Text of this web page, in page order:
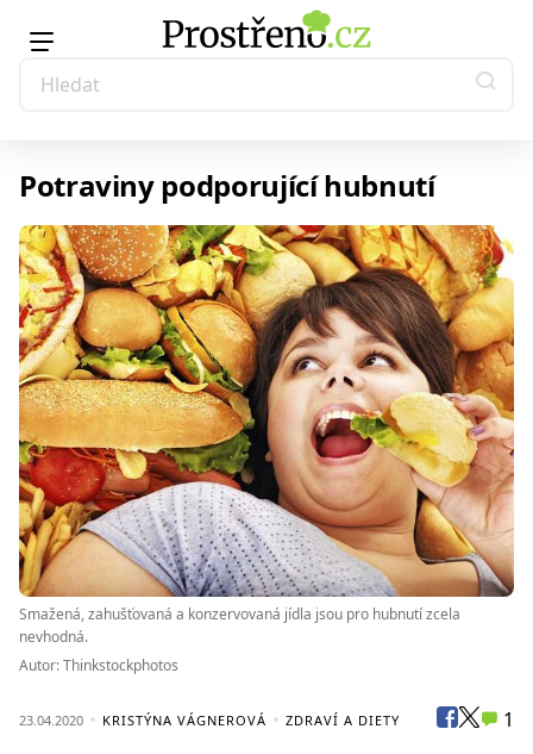
Potraviny podporující hubnutí
Smažená, zahušťovaná a konzervovaná jídla jsou pro hubnutí zcela
nevhodná.
Autor: Thinkstockphotos
23.04.2020 KRISTÝNA VÁGNEROVÁ ZDRAVÍ A DIETY 1